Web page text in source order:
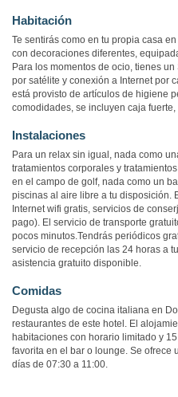
Habitación
Te sentirás como en tu propia casa
con decoraciones diferentes,
Para los momentos de ocio, tienes
por satélite y conexión a Internet por
está provisto de artículos de higiene
comodidades, se incluyen caja
Instalaciones
Para un relax sin igual, nada como
tratamientos corporales y
en el campo de golf, nada como un
piscinas al aire libre a tu disposición.
Internet wifi gratis, servicios de
pago). El servicio de transporte
pocos minutos.Tendrás periódicos
servicio de recepción las 24 horas a
asistencia gratuito disponible.
Comidas
Degusta algo de cocina italiana en
restaurantes de este hotel. El
habitaciones con horario limitado y
favorita en el bar o lounge. Se ofrece
días de 07:30 a 11:00.